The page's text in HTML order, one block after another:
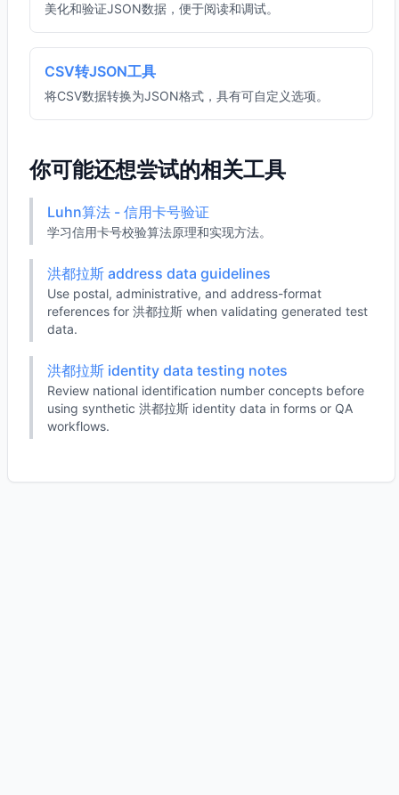
美化和验证JSON数据，便于阅读和调试。
CSV转JSON工具
将CSV数据转换为JSON格式，具有可自定义选项。
你可能还想尝试的相关工具
Luhn算法 - 信用卡号验证
学习信用卡号校验算法原理和实现方法。
洪都拉斯 address data guidelines
Use postal, administrative, and address-format
references for 洪都拉斯 when validating generated test
data.
洪都拉斯 identity data testing notes
Review national identification number concepts before
using synthetic 洪都拉斯 identity data in forms or QA
workflows.